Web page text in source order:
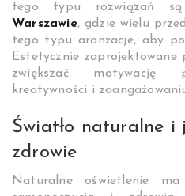
tego typu rozwiązań
Warszawie, gdzie wielu
tego typu aranżacje, aby
Estetycznie zaprojektowane
zwiększać motywację
kreatywności i
Światło naturalne i
zdrowie
Naturalne oświetlenie